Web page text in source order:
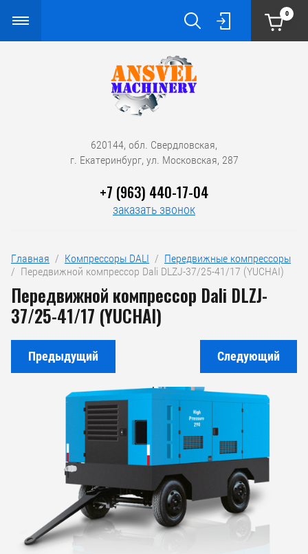
0
620144, обл. Свердловская,
г. Екатеринбург, ул. Московская, 287
+7 (963) 440-17-04
заказать звонок
Главная
  /
Компрессоры DALI
  /
Передвижные компрессоры
/  Передвижной компрессор Dali DLZJ-37/25-41/17 (YUCHAI)
Передвижной компрессор Dali DLZJ-
37/25-41/17 (YUCHAI)
Предыдущий Следующий